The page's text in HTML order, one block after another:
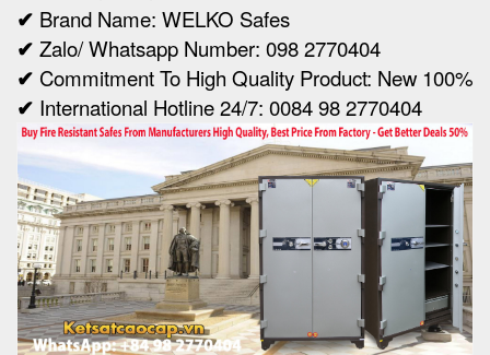
✔ Brand Name: WELKO Safes
✔ Zalo/ Whatsapp Number: 098 2770404
✔ Commitment To High Quality Product: New 100%
✔ International Hotline 24/7: 0084 98 2770404